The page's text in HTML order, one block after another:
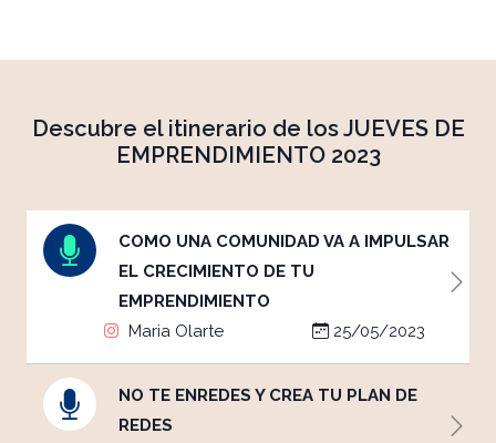
Descubre el itinerario de los JUEVES DE
EMPRENDIMIENTO 2023
COMO UNA COMUNIDAD VA A IMPULSAR
EL CRECIMIENTO DE TU
EMPRENDIMIENTO
Maria Olarte
25/05/2023
NO TE ENREDES Y CREA TU PLAN DE
REDES